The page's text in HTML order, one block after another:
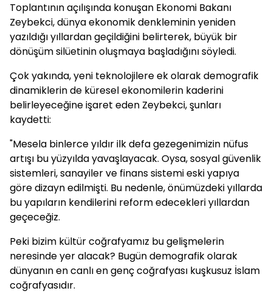
Toplantının açılışında konuşan Ekonomi Bakanı
Zeybekci, dünya ekonomik denkleminin yeniden
yazıldığı yıllardan geçildiğini belirterek, büyük bir
dönüşüm silüetinin oluşmaya başladığını söyledi.
Çok yakında, yeni teknolojilere ek olarak demografik
dinamiklerin de küresel ekonomilerin kaderini
belirleyeceğine işaret eden Zeybekci, şunları
kaydetti:
"Mesela binlerce yıldır ilk defa gezegenimizin nüfus
artışı bu yüzyılda yavaşlayacak. Oysa, sosyal güvenlik
sistemleri, sanayiler ve finans sistemi eski yapıya
göre dizayn edilmişti. Bu nedenle, önümüzdeki yıllarda
bu yapıların kendilerini reform edecekleri yıllardan
geçeceğiz.
Peki bizim kültür coğrafyamız bu gelişmelerin
neresinde yer alacak? Bugün demografik olarak
dünyanın en canlı en genç coğrafyası kuşkusuz İslam
coğrafyasıdır.